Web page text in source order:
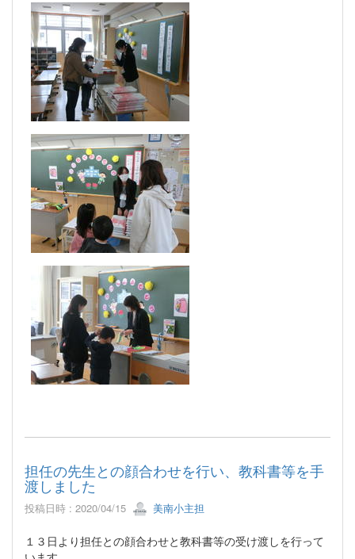
担任の先生との顔合わせを行い、教科書等を手
渡しました
投稿日時 : 2020/04/15 美南小主担
１３日より担任との顔合わせと教科書等の受け渡しを行って